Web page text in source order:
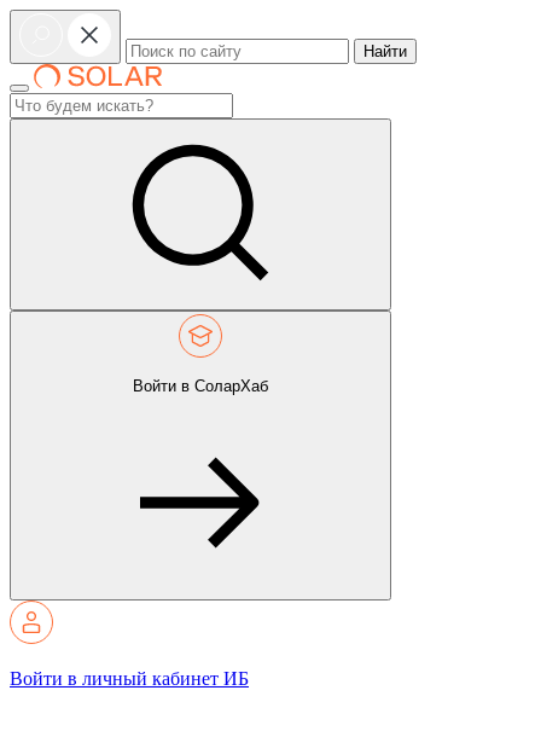
Найти
Войти в СоларХаб
Войти в личный кабинет ИБ